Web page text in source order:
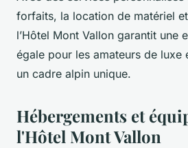
forfaits, la location de matériel
l’Hôtel Mont Vallon garantit une
égale pour les amateurs de luxe
un cadre alpin unique.
Hébergements et
l'Hôtel Mont Vallon